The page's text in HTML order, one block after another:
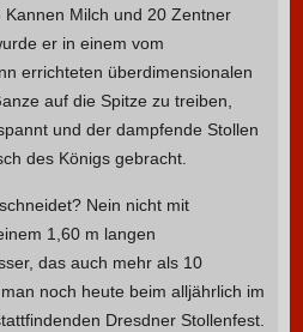
Milch und 20 Zentner
er in einem vom
errichteten überdimensionalen
auf die Spitze zu treiben,
und der dampfende Stollen
des Königs gebracht.
Nein nicht mit
1,60 m langen
das auch mehr als 10
noch heute beim alljährlich im
Dresdner Stollenfest.